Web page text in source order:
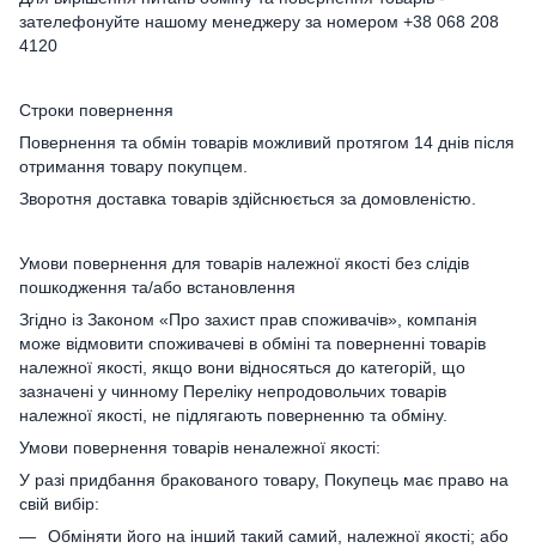
зателефонуйте нашому менеджеру за номером +38 068 208
4120
Строки повернення
Повернення та обмін товарів можливий протягом 14 днів після
отримання товару покупцем.
Зворотня доставка товарів здійснюється за домовленістю.
Умови повернення для товарів належної якості без слідів
пошкодження та/або встановлення
Згідно із Законом «Про захист прав споживачів», компанія
може відмовити споживачеві в обміні та поверненні товарів
належної якості, якщо вони відносяться до категорій, що
зазначені у чинному Переліку непродовольчих товарів
належної якості, не підлягають поверненню та обміну.
Умови повернення товарів неналежної якості:
У разі придбання бракованого товару, Покупець має право на
свій вибір:
Обміняти його на інший такий самий, належної якості; або